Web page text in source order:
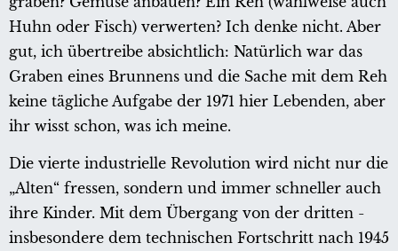
Huhn oder Fisch) verwerten? Ich denke nicht. Aber
gut, ich übertreibe absichtlich: Natürlich war das
Graben eines Brunnens und die Sache mit dem Reh
keine tägliche Aufgabe der 1971 hier Lebenden, aber
ihr wisst schon, was ich meine.
Die vierte industrielle Revolution wird nicht nur die
„Alten“ fressen, sondern und immer schneller auch
ihre Kinder. Mit dem Übergang von der dritten -
insbesondere dem technischen Fortschritt nach 1945